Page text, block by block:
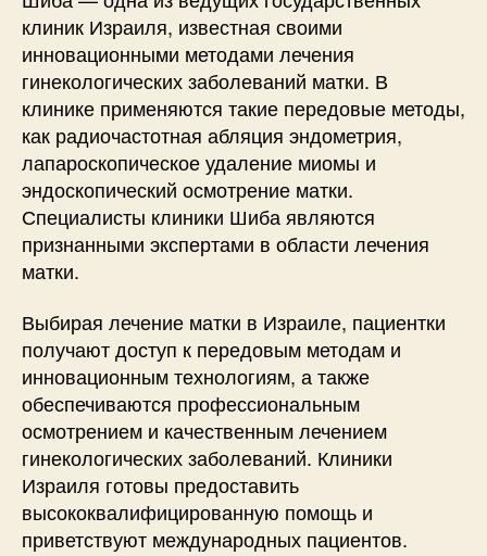
клиник Израиля, известная своими
инновационными методами лечения
гинекологических заболеваний матки. В
клинике применяются такие передовые методы,
как радиочастотная абляция эндометрия,
лапароскопическое удаление миомы и
эндоскопический осмотрение матки.
Специалисты клиники Шиба являются
признанными экспертами в области лечения
матки.
Выбирая лечение матки в Израиле, пациентки
получают доступ к передовым методам и
инновационным технологиям, а также
обеспечиваются профессиональным
осмотрением и качественным лечением
гинекологических заболеваний. Клиники
Израиля готовы предоставить
высококвалифицированную помощь и
приветствуют международных пациентов.